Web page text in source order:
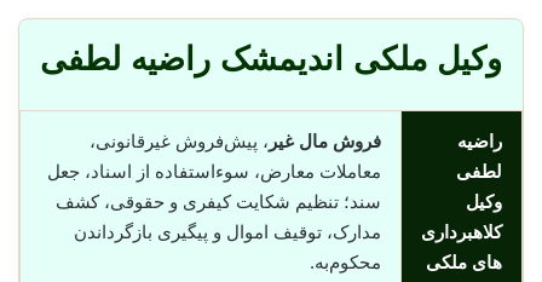
وکیل ملکی اندیمشک راضیه لطفی
راضیه
لطفی
وکیل
کلاهبرداری
های ملکی
فروش مال غیر ، پیش‌فروش غیرقانونی،
معاملات معارض، سوء‌استفاده از اسناد، جعل
سند؛ تنظیم شکایت کیفری و حقوقی، کشف
مدارک، توقیف اموال و پیگیری بازگرداندن
محکوم‌به.